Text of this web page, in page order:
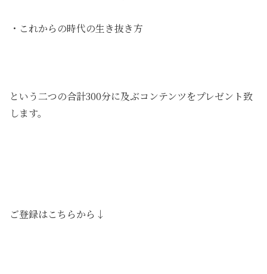
・これからの時代の生き抜き方
という二つの合計300分に及ぶコンテンツをプレゼント致
します。
ご登録はこちらから↓